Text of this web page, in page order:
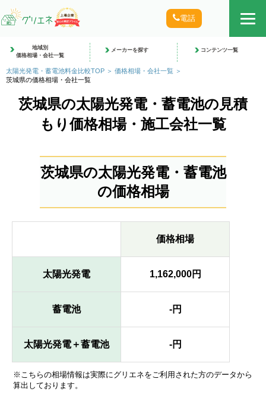
電話
地域別
価格相場・会社一覧
メーカーを探す コンテンツ一覧
太陽光発電・蓄電池料金比較TOP
価格相場・会社一覧
茨城県の価格相場・会社一覧
茨城県の太陽光発電・蓄電池の見積
もり価格相場・施工会社一覧
茨城県の太陽光発電・蓄電池
の価格相場
価格相場
太陽光発電 1,162,000円
蓄電池 -円
太陽光発電＋蓄電池 -円
※こちらの相場情報は実際にグリエネをご利用された方のデータから
算出しております。